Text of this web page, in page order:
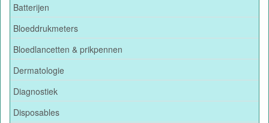
Batterijen
Bloeddrukmeters
Bloedlancetten & prikpennen
Dermatologie
Diagnostiek
Disposables